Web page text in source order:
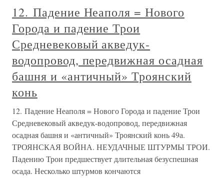
12. Падение Неаполя = Нового
Города и падение Трои
Средневековый акведук-
водопровод, передвижная осадная
башня и «античный» Троянский
конь
12. Падение Неаполя = Нового Города и падение Трои
Средневековый акведук-водопровод, передвижная
осадная башня и «античный» Троянский конь 49а.
ТРОЯНСКАЯ ВОЙНА. НЕУДАЧНЫЕ ШТУРМЫ ТРОИ.
Падению Трои предшествует длительная безуспешная
осада. Несколько штурмов кончаются